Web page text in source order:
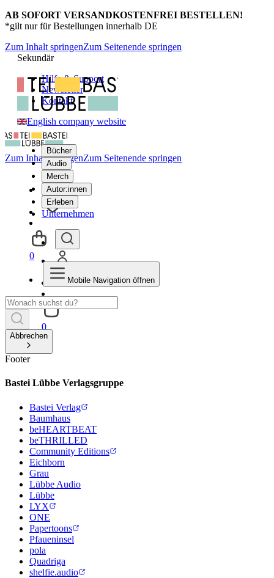
AB SOFORT VERSANDKOSTENFREI BESTELLEN!
*gilt nur für Bestellungen innerhalb DE
Zum Inhalt springenZum Seitenende springen
Sekundär
Hilfe & Support
Newsletter
Kontakt
English company website
Bücher
Audio
Merch
Autor:innen
Erleben
Unternehmen
0
Zum Inhalt springenZum Seitenende springen
0
Mobile Navigation öffnen
Abbrechen
Footer
Bastei Lübbe Verlagsgruppe
Bastei Verlag
Baumhaus
beHEARTBEAT
beTHRILLED
Community Editions
Eichborn
Grau
Lübbe Audio
Lübbe
LYX
ONE
Papertoons
Pfaueninsel
pola
Quadriga
shelfie.audio